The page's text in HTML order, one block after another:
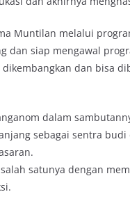
Muntilan melalui
dan siap mengawal
dan bisa
dalam
sebagai sentra
satunya dengan